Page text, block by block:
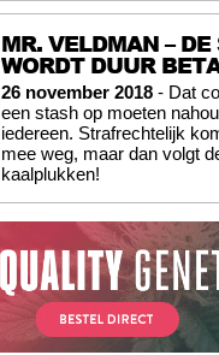
MR. VELDMAN –
WORDT DUUR
26 november 2018 - Dat
een stash op moeten
iedereen. Strafrechtelijk
mee weg, maar dan volgt
kaalplukken!